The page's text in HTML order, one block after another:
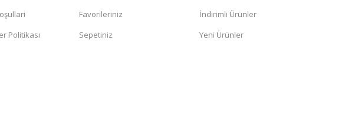
Politikası
Favorileriniz
Sepetiniz
İndirimli Ürünler
Yeni Ürünler